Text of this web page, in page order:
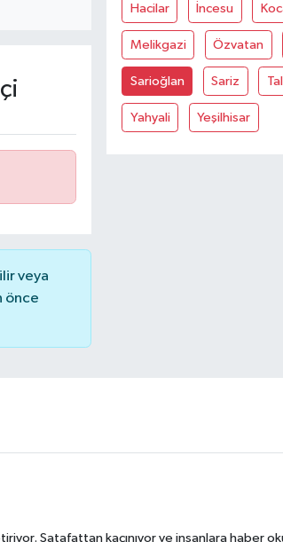
veya
önce
Hacilar İncesu
Melikgazi Özvatan
Sarioğlan Sariz
Yahyali Yeşilhisar
Şatafattan kaçınıyor ve insanlara haber